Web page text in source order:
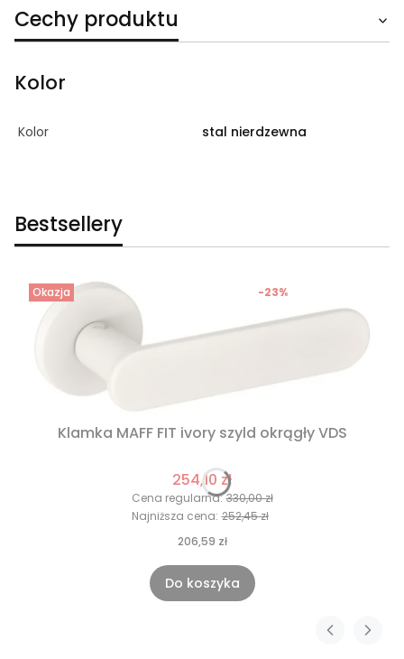
Cechy produktu
Kolor
Kolor stal nierdzewna
Bestsellery
Okazja
Klamka MAFF FIT ivory szyld okrągły VDS
254,10 zł
Cena regularna: 330,00 zł
-23%
Najniższa cena: 252,45 zł
206,59 zł
Do koszyka